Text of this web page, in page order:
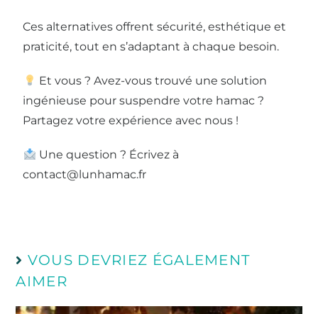
Ces alternatives offrent sécurité, esthétique et
praticité, tout en s’adaptant à chaque besoin.
Et vous ? Avez-vous trouvé une solution
ingénieuse pour suspendre votre hamac ?
Partagez votre expérience avec nous !
Une question ? Écrivez à
contact@lunhamac.fr
VOUS DEVRIEZ ÉGALEMENT
AIMER